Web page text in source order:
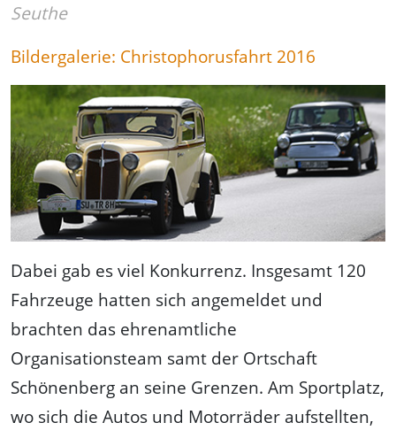
Seuthe
Bildergalerie: Christophorusfahrt 2016
Dabei gab es viel Konkurrenz. Insgesamt 120
Fahrzeuge hatten sich angemeldet und
brachten das ehrenamtliche
Organisationsteam samt der Ortschaft
Schönenberg an seine Grenzen. Am Sportplatz,
wo sich die Autos und Motorräder aufstellten,